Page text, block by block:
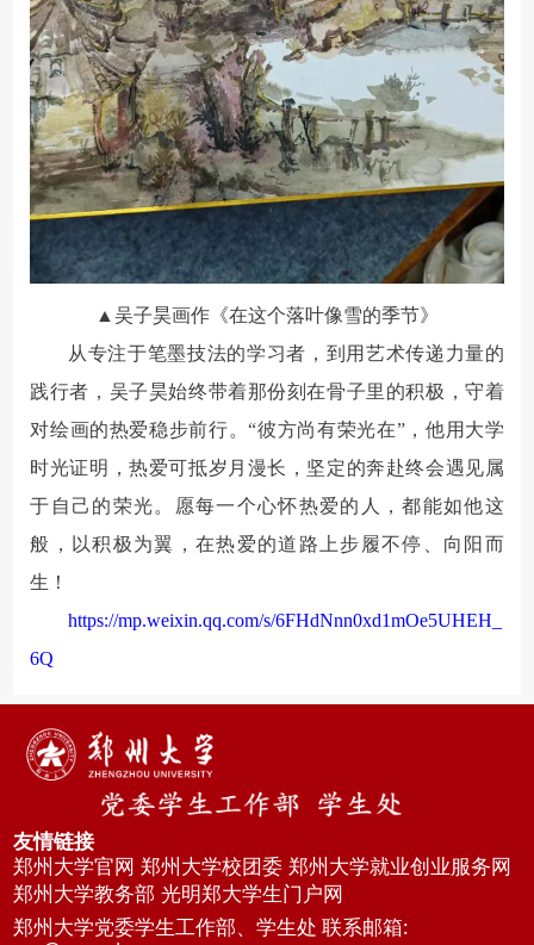
▲吴子昊画作《在这个落叶像雪的季节》
从专注于笔墨技法的学习者，到用艺术传递力量的
践行者，吴子昊始终带着那份刻在骨子里的积极，守着
对绘画的热爱稳步前行。“彼方尚有荣光在”，他用大学
时光证明，热爱可抵岁月漫长，坚定的奔赴终会遇见属
于自己的荣光。愿每一个心怀热爱的人，都能如他这
般，以积极为翼，在热爱的道路上 步履不停、向阳而
生！
https://mp.weixin.qq.com/s/6FHdNnn0xd1mOe5UHEH_
6Q
友情链接
郑州大学官网 郑州大学校团委 郑州大学就业创业服务网
郑州大学教务部 光明郑大学生门户网
郑州大学党委学生工作部、学生处 联系邮箱: